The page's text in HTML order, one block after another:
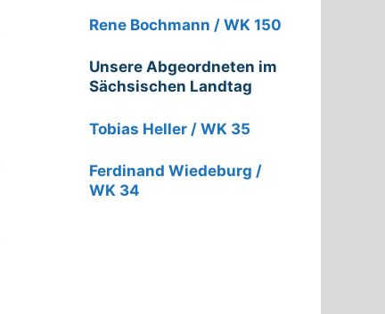
Rene Bochmann / WK 150
Unsere Abgeordneten im
Sächsischen Landtag
Tobias Heller / WK 35
Ferdinand Wiedeburg /
WK 34